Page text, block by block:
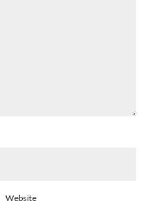
Website